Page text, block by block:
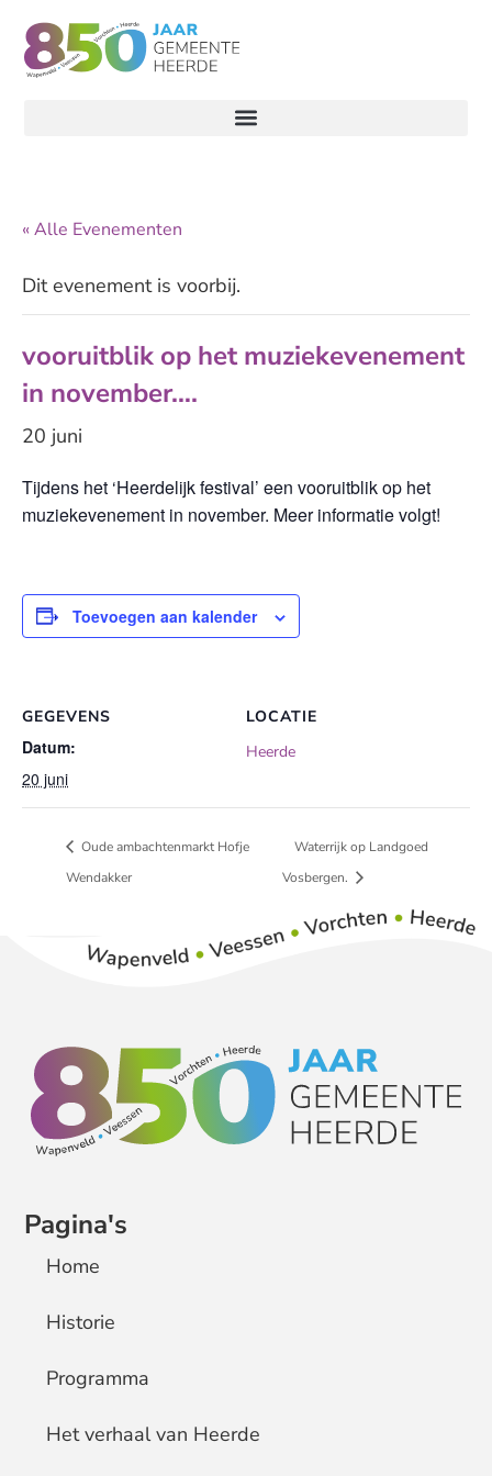
« Alle Evenementen
Dit evenement is voorbij.
vooruitblik op het muziekevenement
in november….
20 juni
Tijdens het ‘Heerdelijk festival’ een vooruitblik op het
muziekevenement in november. Meer informatie volgt!
Toevoegen aan kalender
GEGEVENS
Datum:
20 juni
LOCATIE
Heerde
Oude ambachtenmarkt Hofje
Wendakker
Waterrijk op Landgoed
Vosbergen.
Pagina's
Home
Historie
Programma
Het verhaal van Heerde